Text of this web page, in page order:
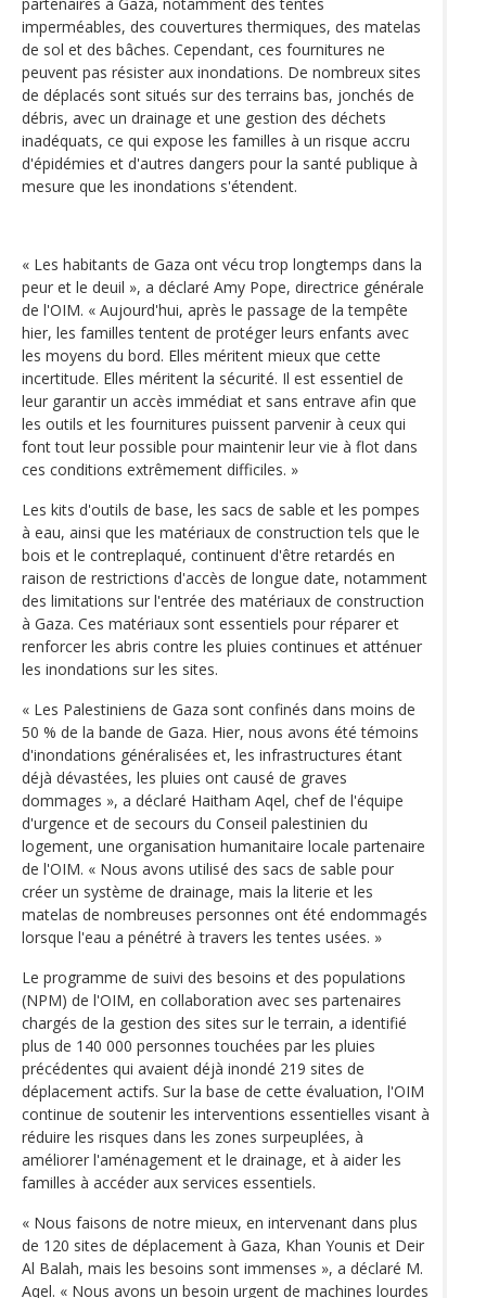
imperméables, des couvertures thermiques, des matelas
de sol et des bâches. Cependant, ces fournitures ne
peuvent pas résister aux inondations. De nombreux sites
de déplacés sont situés sur des terrains bas, jonchés de
débris, avec un drainage et une gestion des déchets
inadéquats, ce qui expose les familles à un risque accru
d'épidémies et d'autres dangers pour la santé publique à
mesure que les inondations s'étendent.
« Les habitants de Gaza ont vécu trop longtemps dans la
peur et le deuil », a déclaré Amy Pope, directrice générale
de l'OIM. « Aujourd'hui, après le passage de la tempête
hier, les familles tentent de protéger leurs enfants avec
les moyens du bord. Elles méritent mieux que cette
incertitude. Elles méritent la sécurité. Il est essentiel de
leur garantir un accès immédiat et sans entrave afin que
les outils et les fournitures puissent parvenir à ceux qui
font tout leur possible pour maintenir leur vie à flot dans
ces conditions extrêmement difficiles. »
Les kits d'outils de base, les sacs de sable et les pompes
à eau, ainsi que les matériaux de construction tels que le
bois et le contreplaqué, continuent d'être retardés en
raison de restrictions d'accès de longue date, notamment
des limitations sur l'entrée des matériaux de construction
à Gaza. Ces matériaux sont essentiels pour réparer et
renforcer les abris contre les pluies continues et atténuer
les inondations sur les sites.
« Les Palestiniens de Gaza sont confinés dans moins de
50 % de la bande de Gaza. Hier, nous avons été témoins
d'inondations généralisées et, les infrastructures étant
déjà dévastées, les pluies ont causé de graves
dommages », a déclaré Haitham Aqel, chef de l'équipe
d'urgence et de secours du Conseil palestinien du
logement, une organisation humanitaire locale partenaire
de l'OIM. « Nous avons utilisé des sacs de sable pour
créer un système de drainage, mais la literie et les
matelas de nombreuses personnes ont été endommagés
lorsque l'eau a pénétré à travers les tentes usées. »
Le programme de suivi des besoins et des populations
(NPM) de l'OIM, en collaboration avec ses partenaires
chargés de la gestion des sites sur le terrain, a identifié
plus de 140 000 personnes touchées par les pluies
précédentes qui avaient déjà inondé 219 sites de
déplacement actifs. Sur la base de cette évaluation, l'OIM
continue de soutenir les interventions essentielles visant à
réduire les risques dans les zones surpeuplées, à
améliorer l'aménagement et le drainage, et à aider les
familles à accéder aux services essentiels.
« Nous faisons de notre mieux, en intervenant dans plus
de 120 sites de déplacement à Gaza, Khan Younis et Deir
Al Balah, mais les besoins sont immenses », a déclaré M.
Aqel. « Nous avons un besoin urgent de machines lourdes